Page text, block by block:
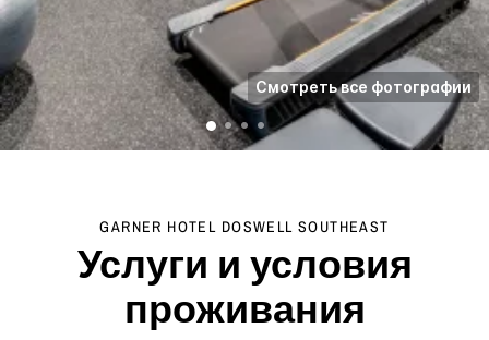
Смотреть все фотографии
GARNER HOTEL DOSWELL SOUTHEAST
Услуги и условия
проживания